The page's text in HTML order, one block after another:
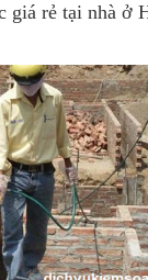
giá rẻ tại nhà ở